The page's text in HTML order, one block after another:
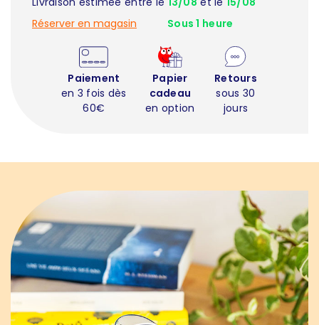
Réserver en magasin
Sous 1 heure
Paiement
en 3 fois dès
60€
Papier
cadeau
en option
Retours
sous 30
jours